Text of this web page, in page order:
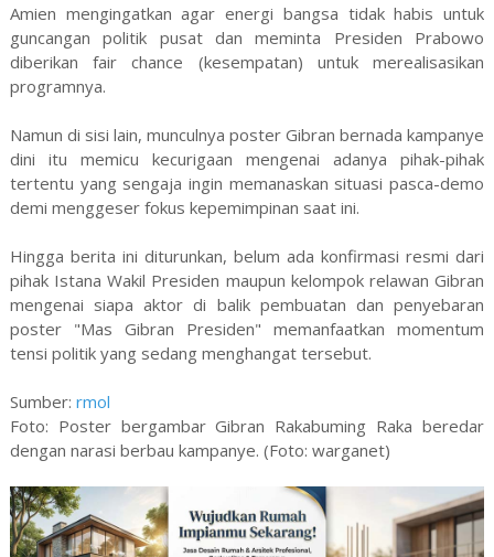
Amien mengingatkan agar energi bangsa tidak habis untuk
guncangan politik pusat dan meminta Presiden Prabowo
diberikan fair chance (kesempatan) untuk merealisasikan
programnya.
Namun di sisi lain, munculnya poster Gibran bernada kampanye
dini itu memicu kecurigaan mengenai adanya pihak-pihak
tertentu yang sengaja ingin memanaskan situasi pasca-demo
demi menggeser fokus kepemimpinan saat ini.
Hingga berita ini diturunkan, belum ada konfirmasi resmi dari
pihak Istana Wakil Presiden maupun kelompok relawan Gibran
mengenai siapa aktor di balik pembuatan dan penyebaran
poster "Mas Gibran Presiden" memanfaatkan momentum
tensi politik yang sedang menghangat tersebut.
Sumber: rmol
Foto: Poster bergambar Gibran Rakabuming Raka beredar
dengan narasi berbau kampanye. (Foto: warganet)